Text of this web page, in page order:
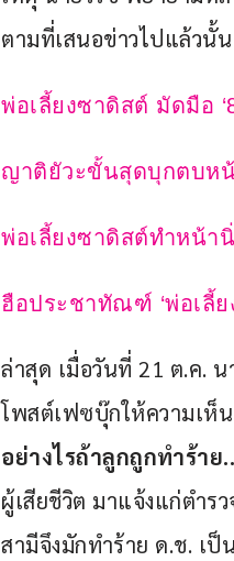
ตามที่เสนอข่าวไปแล้วนั้น
พ่อเลี้ยงซาดิสต์ มัดมือ
ญาติยัวะขั้นสุดบุกตบหน้
พ่อเลี้ยงซาดิสต์ทำหน้า
ฮือประชาทัณฑ์ ‘พ่อเลี้
ล่าสุด เมื่อวันที่ 21 ต.ค.
โพสต์เฟซบุ๊กให้ความเห็
อย่างไรถ้าลูกถูกทำร้าย
ผู้เสียชีวิต มาแจ้งแก่ตำร
สามีจึงมักทำร้าย ด.ช. เ